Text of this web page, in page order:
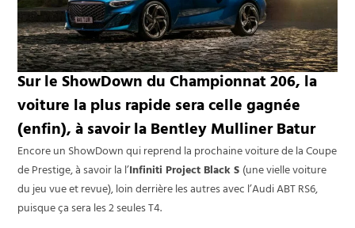
Sur le ShowDown du Championnat 206, la
voiture la plus rapide sera celle gagnée
(enfin), à savoir la Bentley Mulliner Batur
Encore un ShowDown qui reprend la prochaine voiture de la Coupe
de Prestige, à savoir la l’Infiniti Project Black S(une vielle voiture
du jeu vue et revue), loin derrière les autres avec l’Audi ABT RS6,
puisque ça sera les 2 seules T4.